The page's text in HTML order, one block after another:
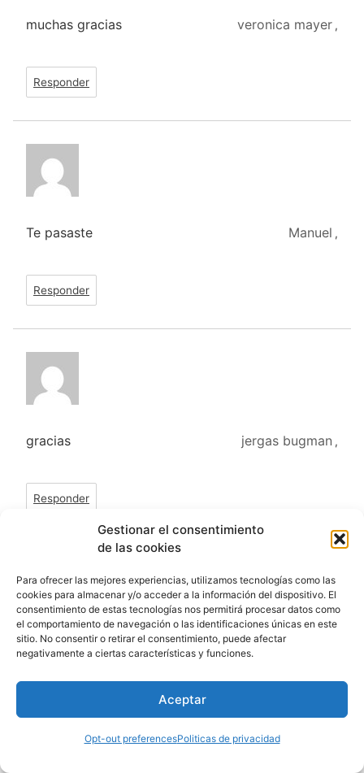
Gestionar el consentimiento
de las cookies
Para ofrecer las mejores experiencias, utilizamos tecnologías como las
cookies para almacenar y/o acceder a la información del dispositivo. El
consentimiento de estas tecnologías nos permitirá procesar datos como
el comportamiento de navegación o las identificaciones únicas en este
sitio. No consentir o retirar el consentimiento, puede afectar
negativamente a ciertas características y funciones.
Aceptar
Opt-out preferencesPoliticas de privacidad
veronica mayer ,
muchas gracias
Responder
Manuel ,
Te pasaste
Responder
jergas bugman ,
gracias
Responder
Gracias